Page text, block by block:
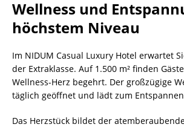
Wellness und
höchstem Niveau
Im NIDUM Casual Luxury Hotel erwartet
der Extraklasse. Auf 1.500 m² finden
Wellness-Herz begehrt. Der großzügige
täglich geöffnet und lädt zum
Das Herzstück bildet der